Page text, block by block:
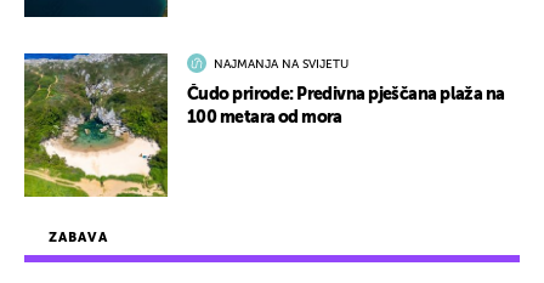
ZABAVA
NAJMANJA NA SVIJETU
Čudo prirode: Predivna pješčana plaža na
100 metara od mora